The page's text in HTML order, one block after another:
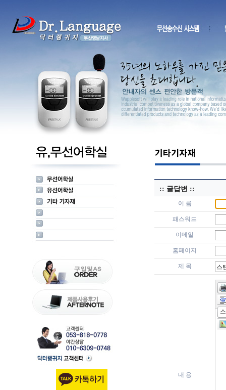
:: 글답변 ::
이 름
패스워드
이메일
홈페이지
제 목
내 용